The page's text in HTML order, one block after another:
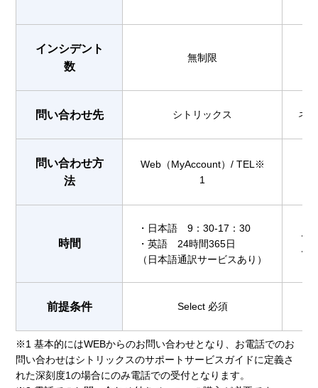
インシデント
数
無制限
問い合わせ先 シトリックス ネ
問い合わせ方
法
Web（MyAccount）/ TEL※
1
時間
・日本語 9：30-17：30
・英語 24時間365日
（日本語通訳サービスあり）
・
・
前提条件 Select 必須
※1 基本的にはWEBからのお問い合わせとなり、お電話でのお
問い合わせはシトリックスのサポートサービスガイドに定義さ
れた深刻度1の場合にのみ電話での受付となります。